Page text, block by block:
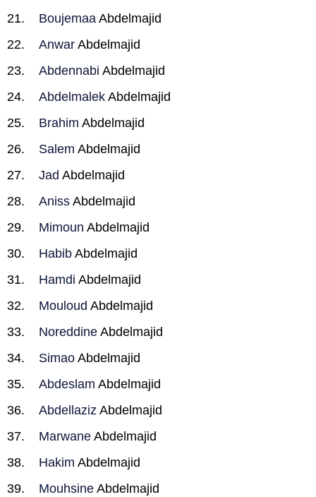
Boujemaa Abdelmajid
Anwar Abdelmajid
Abdennabi Abdelmajid
Abdelmalek Abdelmajid
Brahim Abdelmajid
Salem Abdelmajid
Jad Abdelmajid
Aniss Abdelmajid
Mimoun Abdelmajid
Habib Abdelmajid
Hamdi Abdelmajid
Mouloud Abdelmajid
Noreddine Abdelmajid
Simao Abdelmajid
Abdeslam Abdelmajid
Abdellaziz Abdelmajid
Marwane Abdelmajid
Hakim Abdelmajid
Mouhsine Abdelmajid